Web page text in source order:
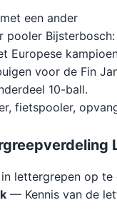
een ander
pooler
Europese
voor de Fin
10-ball.
fietspooler,
in lettergrepen op te
— Kennis van de